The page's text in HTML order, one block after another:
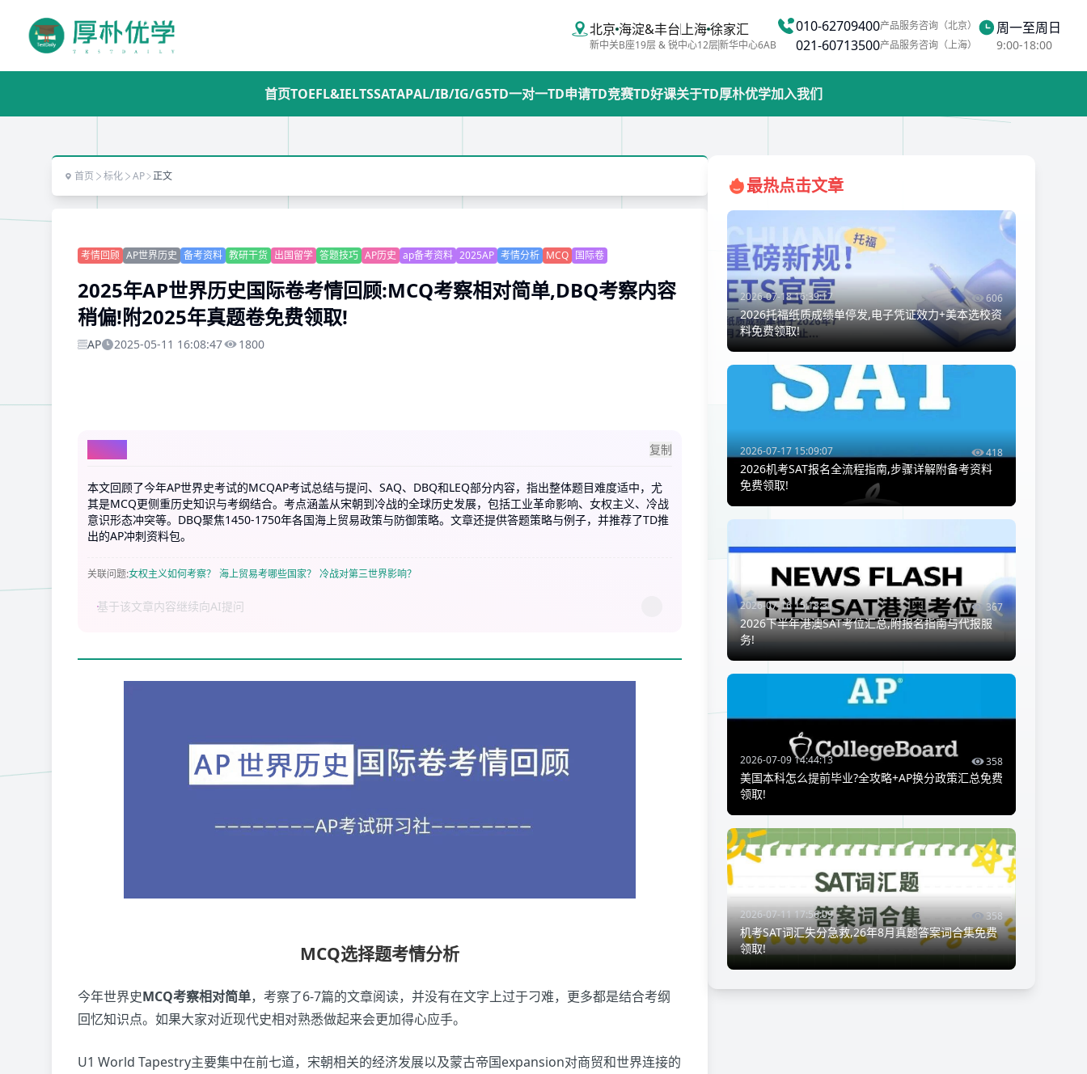
北京 海淀&丰台上海徐家汇
新中关B座19层 & 锐中心12层新华中心6AB
010-62709400产品服务咨询（北京）
021-60713500产品服务咨询（上海）
周一至周日
9:00-18:00
首页TOEFL&IELTSSATAPAL/IB/IG/G5TD一对一TD申请TD竞赛TD好课关于TD厚朴优学加入我们
首页 标化 AP 正文
考情回顾 AP世界历史 备考资料 教研干货 出国留学 答题技巧 AP历史 ap备考资料 2025AP 考情分析 MCQ 国际卷
2025年AP世界历史国际卷考情回顾:MCQ考察相对简单,DBQ考察内容
稍偏!附2025年真题卷免费领取!
AP 2025-05-11 16:08:47 1800
AI总结 复制
本文回顾了今年AP世界史考试的MCQAP考试总结与提问、SAQ、DBQ和LEQ部分内容，指出整体题目难度适中，尤
其是MCQ更侧重历史知识与考纲结合。考点涵盖从宋朝到冷战的全球历史发展，包括工业革命影响、女权主义、冷战
意识形态冲突等。DBQ聚焦1450-1750年各国海上贸易政策与防御策略。文章还提供答题策略与例子，并推荐了TD推
出的AP冲刺资料包。
关联问题:女权主义如何考察？ 海上贸易考哪些国家？ 冷战对第三世界影响？
MCQ选择题考情分析
今年世界史MCQ考察相对简单，考察了6-7篇的文章阅读，并没有在文字上过于刁难，更多都是结合考纲
回忆知识点。如果大家对近现代史相对熟悉做起来会更加得心应手。
U1 World Tapestry主要集中在前七道，宋朝相关的经济发展以及蒙古帝国expansion对商贸和世界连接的
最热点击文章
2026-07-18 16:39:17 606
2026托福纸质成绩单停发,电子凭证效力+美本选校资
料免费领取!
2026-07-17 15:09:07 418
2026机考SAT报名全流程指南,步骤详解附备考资料
免费领取!
2026-07-16 15:18:31 367
2026下半年港澳SAT考位汇总,附报名指南与代报服
务!
2026-07-09 14:44:13 358
美国本科怎么提前毕业?全攻略+AP换分政策汇总免费
领取!
2026-07-11 17:56:09 358
机考SAT词汇失分急救,26年8月真题答案词合集免费
领取!